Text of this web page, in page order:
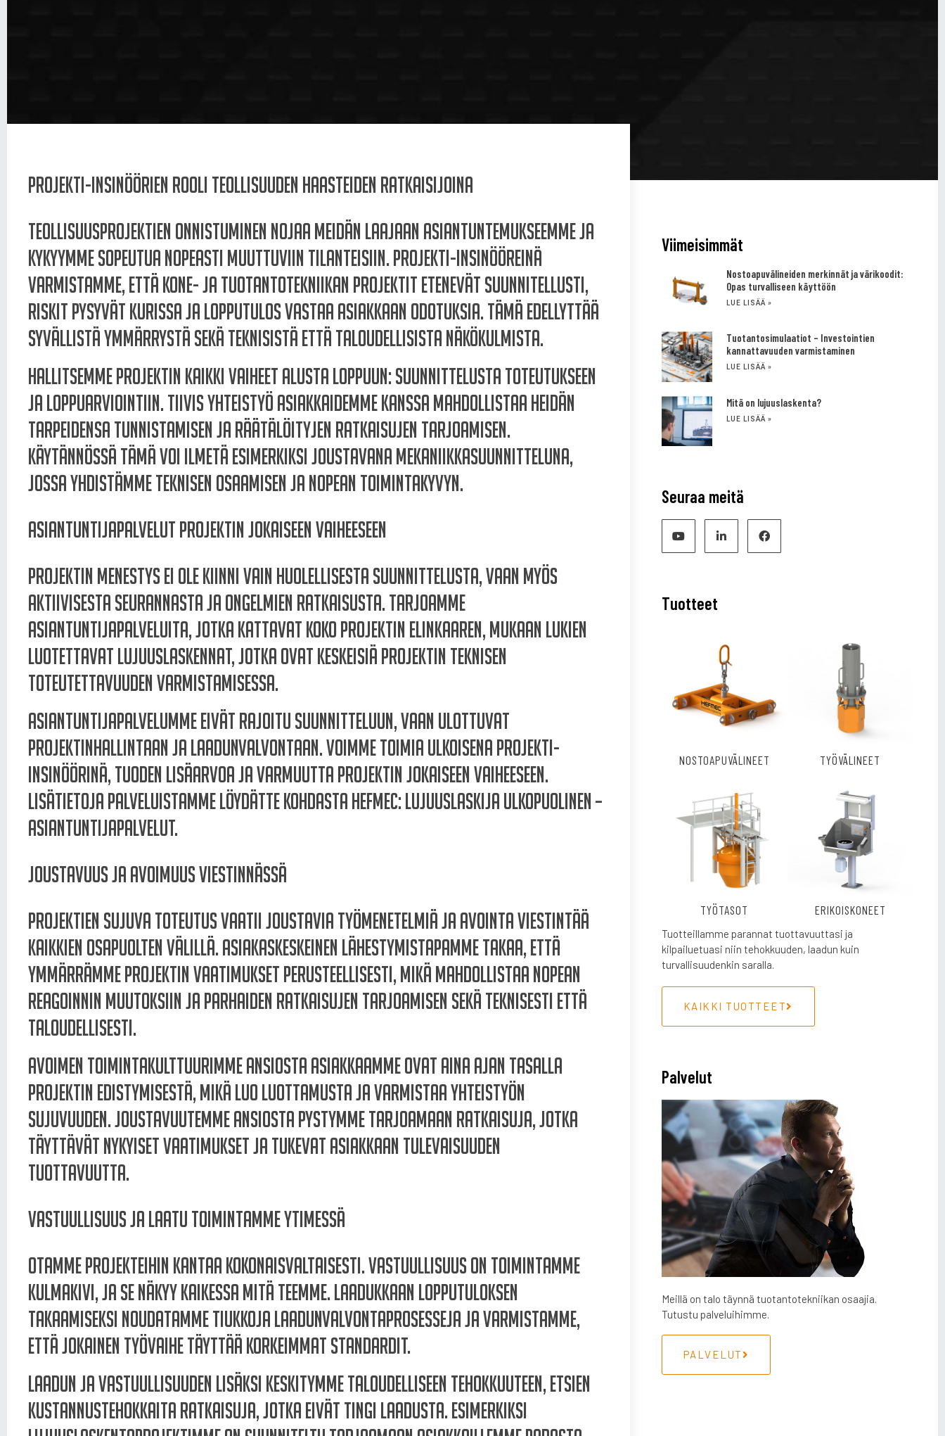
Projekti-insinöörien rooli teollisuuden haasteiden ratkaisijoina
Teollisuusprojektien onnistuminen nojaa meidän laajaan asiantuntemukseemme ja
kykyymme sopeutua nopeasti muuttuviin tilanteisiin. Projekti-insinööreinä
varmistamme, että kone- ja tuotantotekniikan projektit etenevät suunnitellusti,
riskit pysyvät kurissa ja lopputulos vastaa asiakkaan odotuksia. Tämä edellyttää
syvällistä ymmärrystä sekä teknisistä että taloudellisista näkökulmista.
Hallitsemme projektin kaikki vaiheet alusta loppuun: suunnittelusta toteutukseen
ja loppuarviointiin. Tiivis yhteistyö asiakkaidemme kanssa mahdollistaa heidän
tarpeidensa tunnistamisen ja räätälöityjen ratkaisujen tarjoamisen.
Käytännössä tämä voi ilmetä esimerkiksi joustavana mekaniikkasuunnitteluna,
jossa yhdistämme teknisen osaamisen ja nopean toimintakyvyn.
Asiantuntijapalvelut projektin jokaiseen vaiheeseen
Projektin menestys ei ole kiinni vain huolellisesta suunnittelusta, vaan myös
aktiivisesta seurannasta ja ongelmien ratkaisusta. Tarjoamme
asiantuntijapalveluita, jotka kattavat koko projektin elinkaaren, mukaan lukien
luotettavat lujuuslaskennat, jotka ovat keskeisiä projektin teknisen
toteutettavuuden varmistamisessa.
Asiantuntijapalvelumme eivät rajoitu suunnitteluun, vaan ulottuvat
projektinhallintaan ja laadunvalvontaan. Voimme toimia ulkoisena projekti-
insinöörinä, tuoden lisäarvoa ja varmuutta projektin jokaiseen vaiheeseen.
Lisätietoja palveluistamme löydätte kohdasta Hefmec: Lujuuslaskija ulkopuolinen –
Asiantuntijapalvelut.
Joustavuus ja avoimuus viestinnässä
Projektien sujuva toteutus vaatii joustavia työmenetelmiä ja avointa viestintää
kaikkien osapuolten välillä. Asiakaskeskeinen lähestymistapamme takaa, että
ymmärrämme projektin vaatimukset perusteellisesti, mikä mahdollistaa nopean
reagoinnin muutoksiin ja parhaiden ratkaisujen tarjoamisen sekä teknisesti että
taloudellisesti.
Avoimen toimintakulttuurimme ansiosta asiakkaamme ovat aina ajan tasalla
projektin edistymisestä, mikä luo luottamusta ja varmistaa yhteistyön
sujuvuuden. Joustavuutemme ansiosta pystymme tarjoamaan ratkaisuja, jotka
täyttävät nykyiset vaatimukset ja tukevat asiakkaan tulevaisuuden
tuottavuutta.
Vastuullisuus ja laatu toimintamme ytimessä
Otamme projekteihin kantaa kokonaisvaltaisesti. Vastuullisuus on toimintamme
kulmakivi, ja se näkyy kaikessa mitä teemme. Laadukkaan lopputuloksen
takaamiseksi noudatamme tiukkoja laadunvalvontaprosesseja ja varmistamme,
että jokainen työvaihe täyttää korkeimmat standardit.
Laadun ja vastuullisuuden lisäksi keskitymme taloudelliseen tehokkuuteen, etsien
kustannustehokkaita ratkaisuja, jotka eivät tingi laadusta. Esimerkiksi
Viimeisimmät
Nostoapuvälineiden merkinnät ja värikoodit:
Opas turvalliseen käyttöön
LUE LISÄÄ »
Tuotantosimulaatiot – Investointien
kannattavuuden varmistaminen
LUE LISÄÄ »
Mitä on lujuuslaskenta?
LUE LISÄÄ »
Seuraa meitä
Tuotteet
NOSTOAPUVÄLINEET TYÖVÄLINEET
TYÖTASOT ERIKOISKONEET
Tuotteillamme parannat tuottavuuttasi ja
kilpailuetuasi niin tehokkuuden, laadun kuin
turvallisuudenkin saralla.
KAIKKI TUOTTEET
Palvelut
Meillä on talo täynnä tuotantotekniikan osaajia.
Tutustu palveluihimme.
PALVELUT